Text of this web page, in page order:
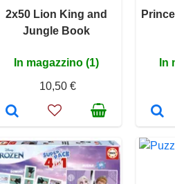
2x50 Lion King and
Jungle Book
In magazzino (1)
10,50 €
In